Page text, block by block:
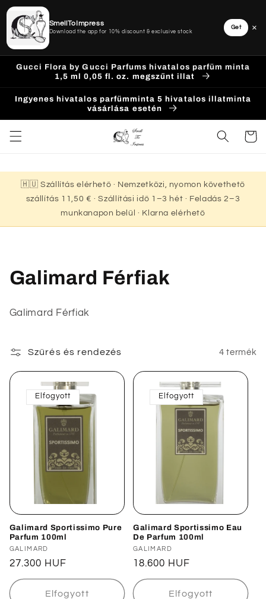
Ugrás a
tartalomhoz
Gucci Flora by Gucci Parfums hivatalos parfüm minta
1,5 ml 0,05 fl. oz. megszűnt illat
Ingyenes hivatalos parfümminta 5 hivatalos illatminta
vásárlása esetén
Kosár
🇭🇺 Szállítás elérhető · Nemzetközi, nyomon követhető
szállítás 11,50 € · Szállítási idő 1–3 hét · Feladás 2–3
munkanapon belül · Klarna elérhető
K
l
e
:
Galimard Férfiak
Galimard Férfiak
Szűrés és rendezés 4 termék
Elfogyott
Galimard Sportissimo Pure
Parfum 100ml
Forgalmazó:
GALIMARD
Normál
ár
27.300 HUF
Elfogyott
Elfogyott
Galimard Sportissimo Eau
De Parfum 100ml
Forgalmazó:
GALIMARD
Normál
ár
18.600 HUF
Elfogyott
SmellToImpress
Download the app for 10% discount & exclusive stock
Get ×